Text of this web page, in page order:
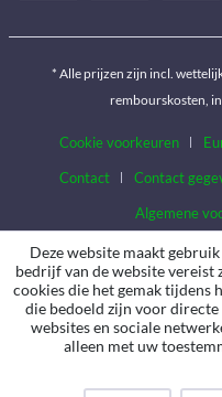
* Alle prijzen zijn incl.
rembourskosten,
Cookie voorkeuren
Contact
Contact
Algemene
Deze website maakt
bedrijf van de website vereist
cookies die het gemak tijdens
die bedoeld zijn voor
websites en sociale
alleen met uw